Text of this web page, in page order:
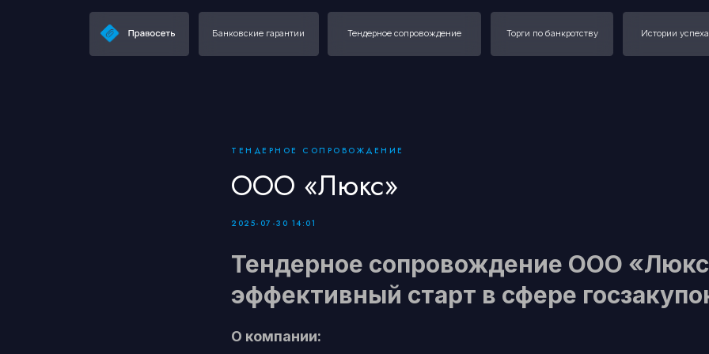
Торги по банкротству
Тендерное сопровождение
Банковские гарантии
ТЕНДЕРНОЕ СОПРОВОЖДЕНИЕ
ООО «Люкс»
2025-07-30 14:01
Тендерное сопровождение ООО
эффективный старт в сфере
О компании: